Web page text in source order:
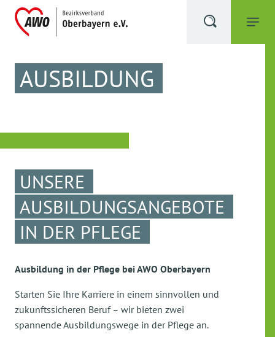
AUSBILDUNG
UNSERE
AUSBILDUNGSANGEBOTE
IN DER PFLEGE
Ausbildung in der Pflege bei AWO Oberbayern
Starten Sie Ihre Karriere in einem sinnvollen und
zukunftssicheren Beruf – wir bieten zwei
spannende Ausbildungswege in der Pflege an.